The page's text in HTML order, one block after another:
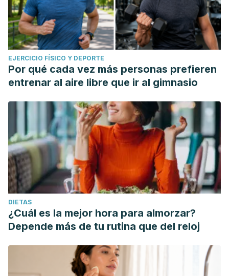
EJERCICIO FÍSICO Y DEPORTE
Por qué cada vez más personas prefieren
entrenar al aire libre que ir al gimnasio
DIETAS
¿Cuál es la mejor hora para almorzar?
Depende más de tu rutina que del reloj